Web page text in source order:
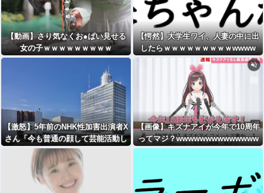
【動画】さり気なくお●ぱい見せる
女の子ｗｗｗｗｗｗｗｗｗ
【愕然】大学生ワイ、人妻の中に出
したらｗｗｗｗｗｗｗｗｗwwww
【激怒】5年前のNHK性加害出演者X
さん「今も普通の顔して芸能活動し
てる」・・・・・・・・・
【画像】キズナアイが今年で10周年
ってマジ？wwwwwwwwwwwwww
www